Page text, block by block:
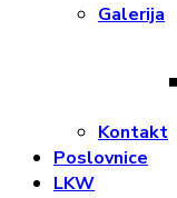
Galerija
Kontakt
Poslovnice
LKW